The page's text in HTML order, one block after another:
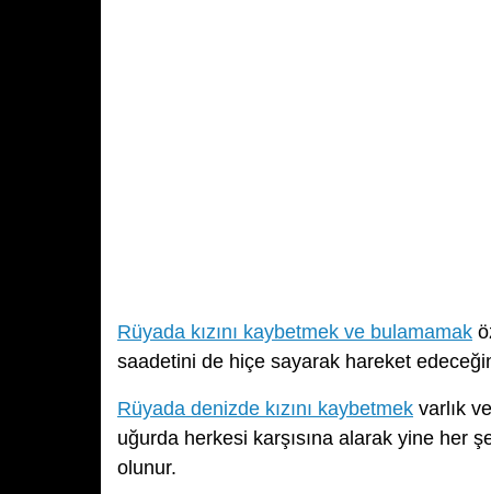
Rüyada kızını kaybetmek ve bulamamak
saadetini de hiçe sayarak hareket
Rüyada denizde kızını kaybetmek varlık
uğurda herkesi karşısına alarak yine her
olunur.